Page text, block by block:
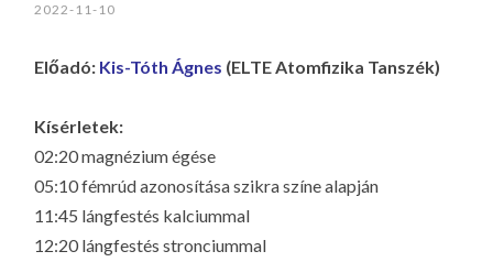
2022-11-10
Előadó: Kis-Tóth Ágnes (ELTE Atomfizika Tanszék)
Kísérletek:
02:20 magnézium égése
05:10 fémrúd azonosítása szikra színe alapján
11:45 lángfestés kalciummal
12:20 lángfestés stronciummal